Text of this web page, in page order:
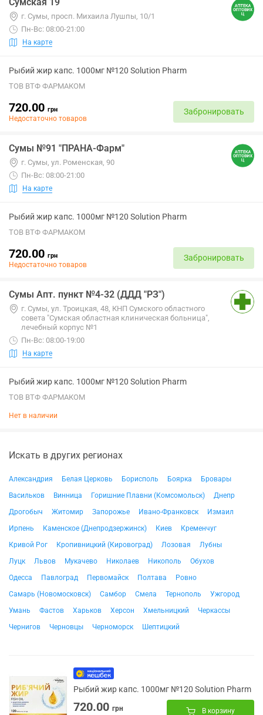
г. Сумы, просп. Михаила Лушпы, 10/1
Пн-Вс: 08:00-21:00
На карте
Рыбий жир капс. 1000мг №120 Solution Pharm
ТОВ ВТФ ФАРМАКОМ
720.00 грн
Недостаточно товаров
Забронировать
Сумы №91 "ПРАНА-Фарм"
г. Сумы, ул. Роменская, 90
Пн-Вс: 08:00-21:00
На карте
Рыбий жир капс. 1000мг №120 Solution Pharm
ТОВ ВТФ ФАРМАКОМ
720.00 грн
Недостаточно товаров
Забронировать
Сумы Апт. пункт №4-32 (ДДД "РЗ")
г. Сумы, ул. Троицкая, 48, КНП Сумского областного
совета "Сумская областная клиническая больница",
лечебный корпус №1
Пн-Вс: 08:00-19:00
На карте
Рыбий жир капс. 1000мг №120 Solution Pharm
ТОВ ВТФ ФАРМАКОМ
Нет в наличии
Искать в других регионах
Александрия Белая Церковь Борисполь Боярка
Бровары
Васильков
Винница Горишние Плавни (Комсомольск)
Днепр
Дрогобыч
Житомир Запорожье Ивано-Франковск
Измаил
Ирпень
Каменское (Днепродзержинск) Киев
Кременчуг
Кривой Рог
Кропивницкий (Кировоград) Лозовая
Лубны
Луцк
Львов Мукачево Николаев Никополь
Обухов
Одесса
Павлоград Первомайск Полтава
Ровно
Самарь (Новомосковск)
Самбор Смела Тернополь
Ужгород
Умань
Фастов Харьков Херсон Хмельницкий
Черкассы
Чернигов
Черновцы Черноморск Шептицкий
Рыбий жир капс. 1000мг №120 Solution Pharm
720.00 грн В корзину